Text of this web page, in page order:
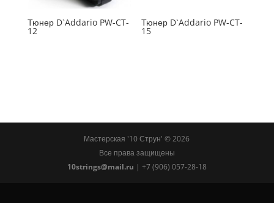
Тюнер D`Addario PW-CT-
12
Тюнер D`Addario PW-CT-
15
Мастерская '10 Струн' ©2026
Все права защищены
10strings@mail.ru | +7 (906) 057-28-18